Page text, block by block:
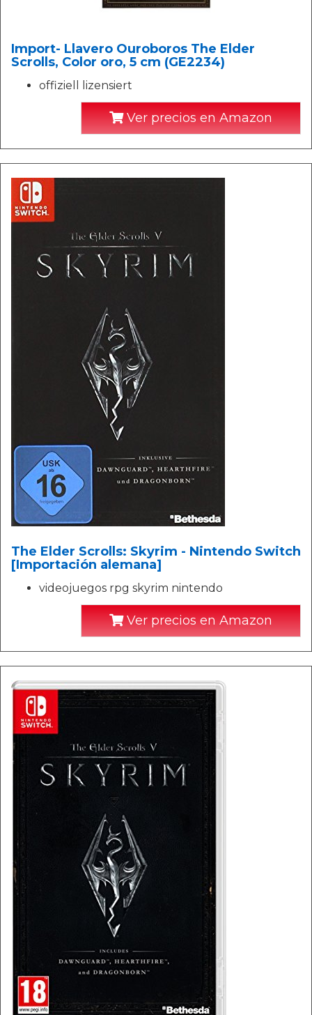
Import- Llavero Ouroboros The Elder
Scrolls, Color oro, 5 cm (GE2234)
offiziell lizensiert
Ver precios en Amazon
The Elder Scrolls: Skyrim - Nintendo Switch
[Importación alemana]
videojuegos rpg skyrim nintendo
Ver precios en Amazon